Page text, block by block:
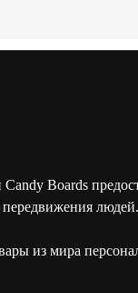
Boards
передвижения людей.
из мира